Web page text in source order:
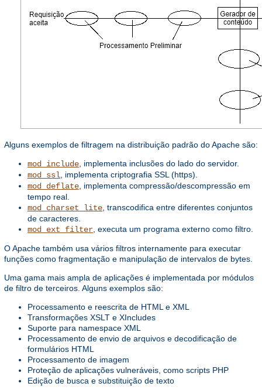
Alguns exemplos de filtragem na distribuição padrão do Apache são:
mod_include , implementa inclusões do lado do servidor.
mod_ssl , implementa criptografia SSL (https).
mod_deflate , implementa compressão/descompressão em
tempo real.
mod_charset_lite , transcodifica entre diferentes conjuntos
de caracteres.
mod_ext_filter , executa um programa externo como filtro.
O Apache também usa vários filtros internamente para executar
funções como fragmentação e manipulação de intervalos de bytes.
Uma gama mais ampla de aplicações é implementada por módulos
de filtro de terceiros. Alguns exemplos são:
Processamento e reescrita de HTML e XML
Transformações XSLT e XIncludes
Suporte para namespace XML
Processamento de envio de arquivos e decodificação de
formulários HTML
Processamento de imagem
Proteção de aplicações vulneráveis, como scripts PHP
Edição de busca e substituição de texto